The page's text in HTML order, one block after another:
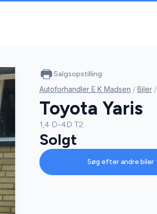
Salgsopstilling
Autoforhandler E K Madsen / Biler /
Toyota Yaris
1,4 D-4D T2
Solgt
Søg efter andre biler